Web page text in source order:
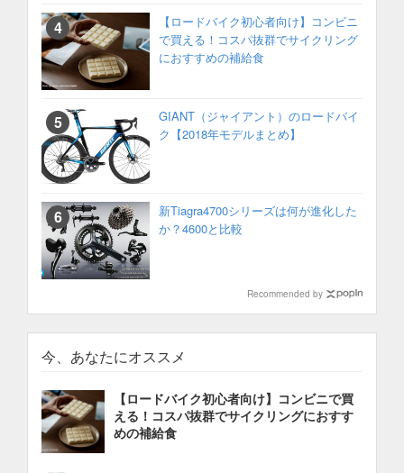
【ロードバイク初心者向け】コンビニ
で買える！コスパ抜群でサイクリング
におすすめの補給食
GIANT（ジャイアント）のロードバイ
ク【2018年モデルまとめ】
新Tiagra4700シリーズは何が進化した
か？4600と比較
Recommended by
今、あなたにオススメ
【ロードバイク初心者向け】コンビニで買
える！コスパ抜群でサイクリングにおすす
めの補給食